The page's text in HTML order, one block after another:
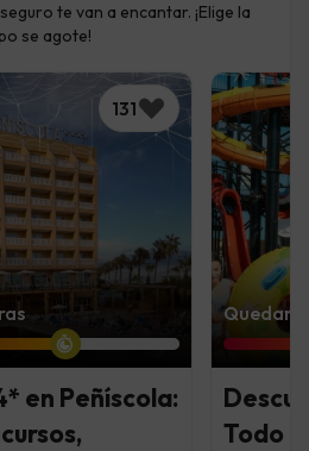
te van a encantar. ¡Elige la
se agote!
131
en Peñíscola:
Quedan
Todo